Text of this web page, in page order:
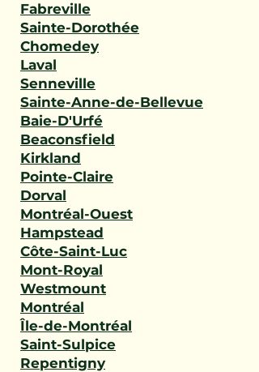
Fabreville
Sainte-Dorothée
Chomedey
Laval
Senneville
Sainte-Anne-de-Bellevue
Baie-D'Urfé
Beaconsfield
Kirkland
Pointe-Claire
Dorval
Montréal-Ouest
Hampstead
Côte-Saint-Luc
Mont-Royal
Westmount
Montréal
Île-de-Montréal
Saint-Sulpice
Repentigny